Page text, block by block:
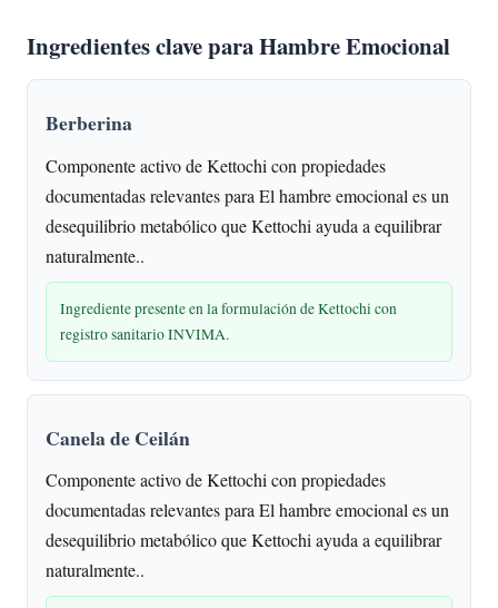
Ingredientes clave para Hambre Emocional
Berberina
Componente activo de Kettochi con propiedades
documentadas relevantes para El hambre emocional es un
desequilibrio metabólico que Kettochi ayuda a equilibrar
naturalmente..
Ingrediente presente en la formulación de Kettochi con
registro sanitario INVIMA.
Canela de Ceilán
Componente activo de Kettochi con propiedades
documentadas relevantes para El hambre emocional es un
desequilibrio metabólico que Kettochi ayuda a equilibrar
naturalmente..